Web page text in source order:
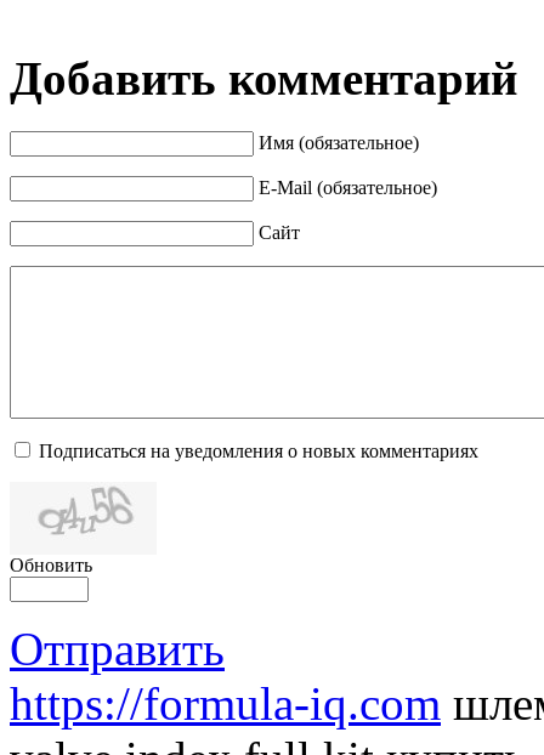
Добавить комментарий
Имя (обязательное)
E-Mail (обязательное)
Сайт
Подписаться на уведомления о новых комментариях
Обновить
Отправить
https://formula-iq.com